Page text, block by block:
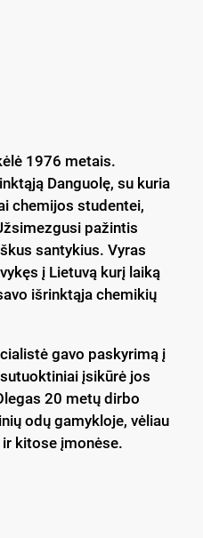
1976 metais.
Danguolę, su kuria
chemijos studentei,
pažintis
santykius. Vyras
į Lietuvą kurį laiką
išrinktąja chemikių
gavo paskyrimą į
įsikūrė jos
20 metų dirbo
odų gamykloje, vėliau
ir kitose įmonėse.